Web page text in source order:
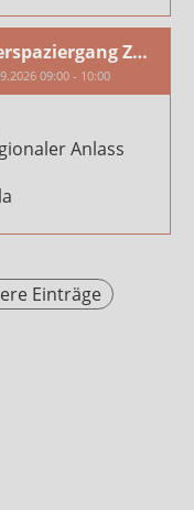
Tollerspaziergang Zürich/Töss
09:00 - 10:00
Anlass
Einträge